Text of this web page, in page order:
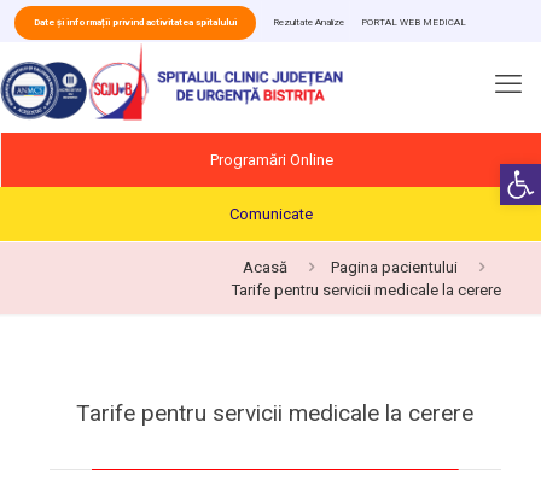
Date și informații privind activitatea spitalului Rezultate Analize PORTAL WEB MEDICAL
Programări Online
Comunicate
Acasă
Pagina pacientului
Tarife pentru servicii medicale la cerere
Tarife pentru servicii medicale la cerere